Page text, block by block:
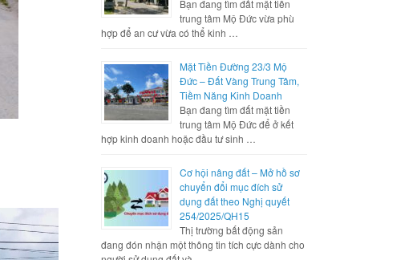
Bạn đang tìm đất mặt tiền
trung tâm Mộ Đức vừa phù
hợp để an cư vừa có thể kinh …
Mặt Tiền Đường 23/3 Mộ
Đức – Đất Vàng Trung Tâm,
Tiềm Năng Kinh Doanh
Bạn đang tìm đất mặt tiền
trung tâm Mộ Đức để ở kết
hợp kinh doanh hoặc đầu tư sinh …
Cơ hội nâng đất – Mở hồ sơ
chuyển đổi mục đích sử
dụng đất theo Nghị quyết
254/2025/QH15
Thị trường bất động sản
đang đón nhận một thông tin tích cực dành cho